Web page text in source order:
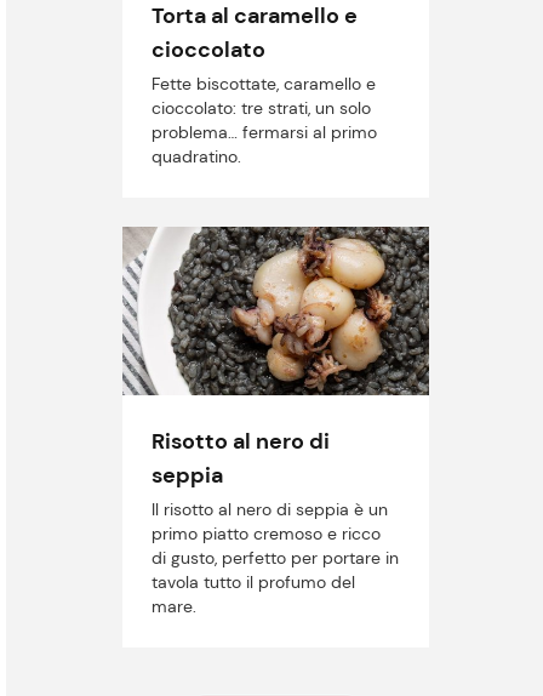
Torta al caramello e
cioccolato
Fette biscottate, caramello e
cioccolato: tre strati, un solo
problema… fermarsi al primo
quadratino.
Risotto al nero di
seppia
Il risotto al nero di seppia è un
primo piatto cremoso e ricco
di gusto, perfetto per portare in
tavola tutto il profumo del
mare.